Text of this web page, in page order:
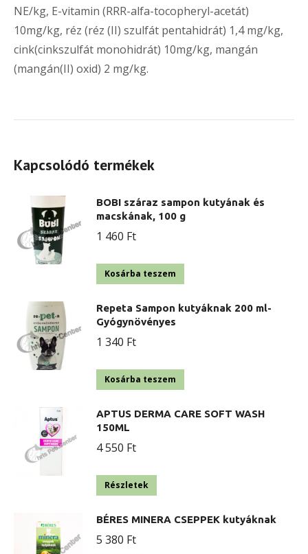
NE/kg, E-vitamin (RRR-alfa-tocopheryl-acetát)
10mg/kg, réz (réz (II) szulfát pentahidrát) 1,4 mg/kg,
cink(cinkszulfát monohidrát) 10mg/kg, mangán
(mangán(II) oxid) 2 mg/kg.
Kapcsolódó termékek
BOBI száraz sampon kutyának és
macskának, 100 g
1 460 Ft
Kosárba teszem
Repeta Sampon kutyáknak 200 ml-
Gyógynövényes
1 340 Ft
Kosárba teszem
APTUS DERMA CARE SOFT WASH
150ML
4 550 Ft
Részletek
BÉRES MINERA CSEPPEK kutyáknak
5 380 Ft